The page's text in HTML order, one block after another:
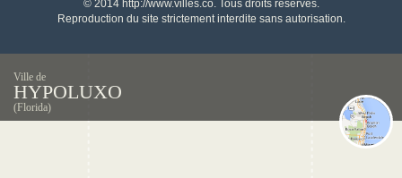
© 2014 http://www.villes.co. Tous droits réservés.
Reproduction du site strictement interdite sans autorisation.
Ville de
HYPOLUXO
(Florida)